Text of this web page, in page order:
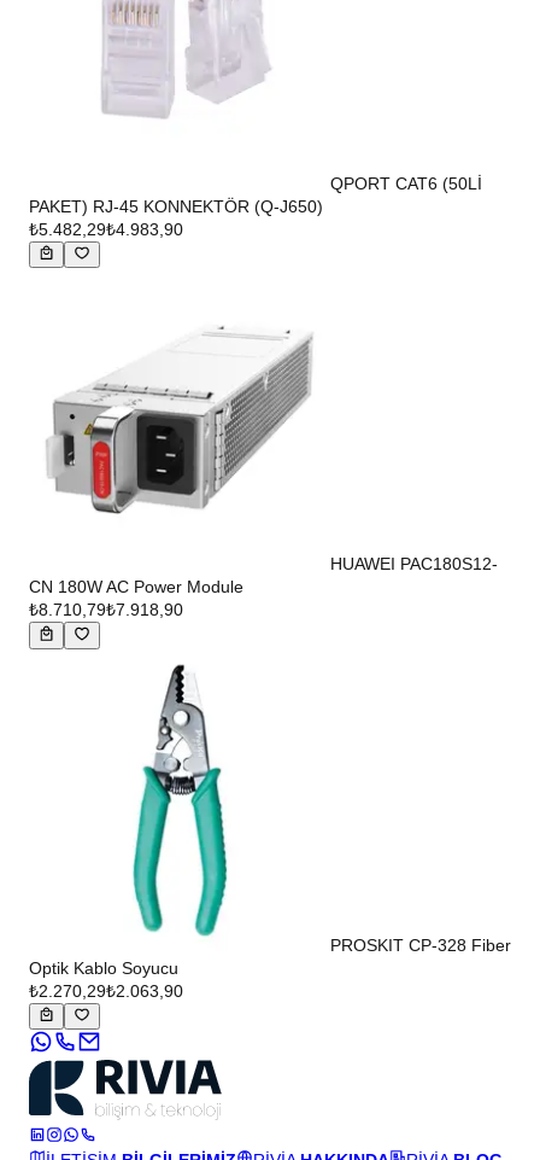
QPORT CAT6 (50Lİ
PAKET) RJ-45 KONNEKTÖR (Q-J650)
₺5.482,29₺4.983,90
HUAWEI PAC180S12-
CN 180W AC Power Module
₺8.710,79₺7.918,90
PROSKIT CP-328 Fiber
Optik Kablo Soyucu
₺2.270,29₺2.063,90